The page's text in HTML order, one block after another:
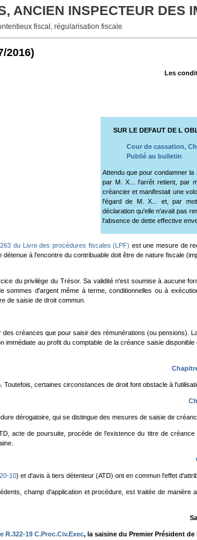
ANCIEN INSPECTEUR DES
fiscal, régularisation fiscale
2016)
Les
SUR LE DEFAUT DE L
Cour de cassation,
Publié au bulletin
Attendu que pour condamner
par M. X... l'arrêt retient, par
créancier et manifestait une
l'égard de M. X... et, par
déclaration qu'elle n'avait pas
l'absence de dette effective
du Livre des procédures fiscales (LPF) est une mesure de
à l'encontre du contribuable doit être de nature fiscale
du privilège du Trésor. Sa validité n'est soumise à aucune
sommes d'argent même à terme, conditionnelles ou à
de saisie de droit commun.
créances que pour saisir des rémunérations (ou pensions).
immédiate au profit du comptable de la créance saisie
certaines circonstances de droit font obstacle à
dérogatoire, qui se distingue des mesures de saisie de
acte de poursuite, procède de l'existence du titre de
10) et d'avis à tiers détenteur (ATD) ont en commun l'effet
champ d'application et procédure, est traitée de
R.322-19 C.Proc.Civ.Exec, la saisine du Premier Président